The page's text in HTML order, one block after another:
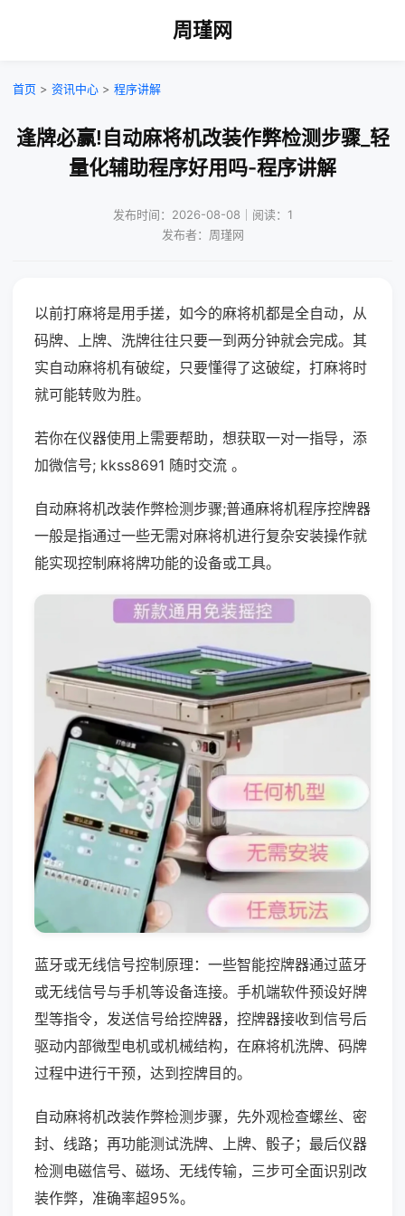
周瑾网
首页 > 资讯中心 > 程序讲解
逢牌必赢!自动麻将机改装作弊检测步骤_轻
量化辅助程序好用吗-程序讲解
发布时间：2026-08-08｜阅读：1
发布者：周瑾网
以前打麻将是用手搓，如今的麻将机都是全自动，从
码牌、上牌、洗牌往往只要一到两分钟就会完成。其
实自动麻将机有破绽，只要懂得了这破绽，打麻将时
就可能转败为胜。
若你在仪器使用上需要帮助，想获取一对一指导，添
加微信号; kkss8691 随时交流 。
自动麻将机改装作弊检测步骤;普通麻将机程序控牌器
一般是指通过一些无需对麻将机进行复杂安装操作就
能实现控制麻将牌功能的设备或工具。
蓝牙或无线信号控制原理：一些智能控牌器通过蓝牙
或无线信号与手机等设备连接。手机端软件预设好牌
型等指令，发送信号给控牌器，控牌器接收到信号后
驱动内部微型电机或机械结构，在麻将机洗牌、码牌
过程中进行干预，达到控牌目的。
自动麻将机改装作弊检测步骤，先外观检查螺丝、密
封、线路；再功能测试洗牌、上牌、骰子；最后仪器
检测电磁信号、磁场、无线传输，三步可全面识别改
装作弊，准确率超95%。